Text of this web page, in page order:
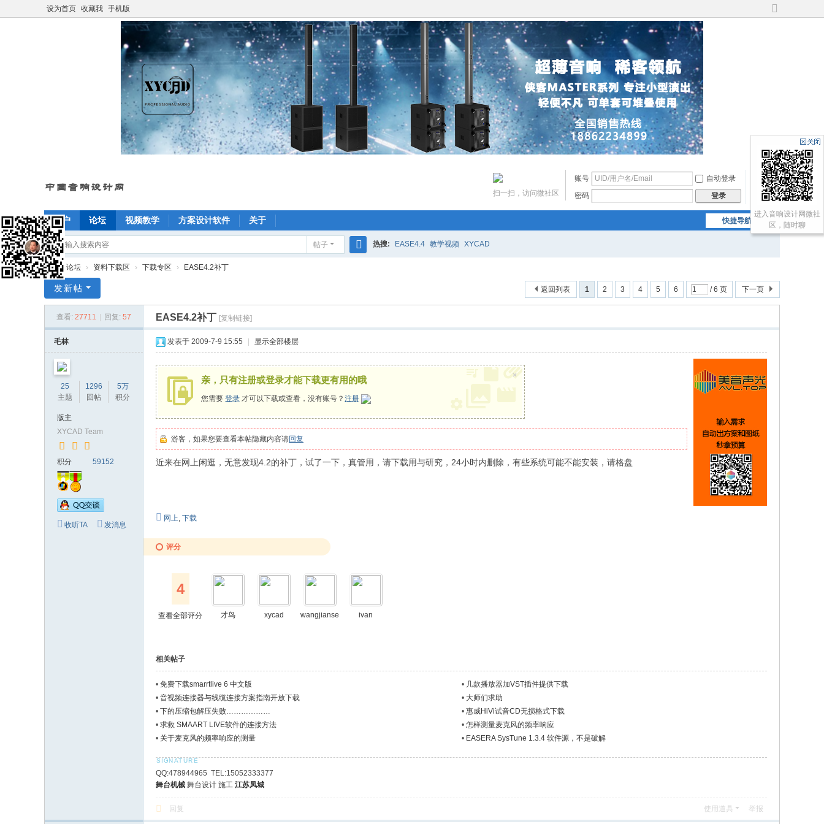
设为首页 收藏我 手机版
切
账号 自动登录
找回密码
密码
登录 注册
扫一扫，访问微社区
快捷导航
门户 论坛 视频教学 方案设计软件 关于
帖子 热搜: EASE4.4 教学视频 XYCAD
Y
» 论坛 › 资料下载区 › 下载专区 › EASE4.2补丁
1 2 3 4 5 6 / 6 页 下一页
返回列表
发新帖
查看: 27711 回复: 57 EASE4.2补丁 [复制链接]
毛林
25
主题
1296
回帖
5万
积分
版主
XYCAD Team
积分 59152
收听TA 发消息
发表于 2009-7-9 15:55 显示全部楼层
亲，只有注册或登录才能下载更有用的哦
您需要 登录 才可以下载或查看，没有账号？ 注册
×
游客，如果您要查看本帖隐藏内容请回复
近来在网上闲逛，无意发现4.2的补丁，试了一下，真管用，请下载用与研究，24小时内删除，有些系统可能不能安装，请格盘
网上, 下载
评分
4
查看全部评分 才鸟 xycad
wangjianse
ivan
相关帖子
• 免费下载smarrtlive 6 中文版 • 几款播放器加VST插件提供下载
• 音视频连接器与线缆连接方案指南开放下载 • 大师们求助
• 下的压缩包解压失败……………… • 惠威HiVi试音CD无损格式下载
• 求救 SMAART LIVE软件的连接方法 • 怎样测量麦克风的频率响应
• 关于麦克风的频率响应的测量 • EASERA SysTune 1.3.4 软件源，不是破解
QQ:478944965 TEL:15052333377
舞台机械 舞台设计 施工 江苏凤城
回复 使用道具 举报
进入音响设计网微社
区，随时聊